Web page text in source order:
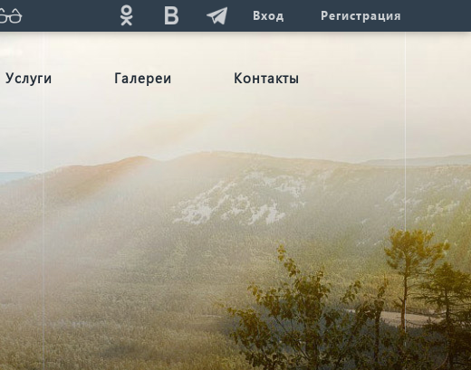
Вход Регистрация
Услуги Галереи Контакты